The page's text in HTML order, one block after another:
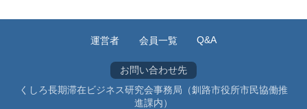
運営者 会員一覧 Q&A
お問い合わせ先
くしろ長期滞在ビジネス研究会事務局（釧路市役所市民協働推
進課内）